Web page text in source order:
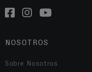
NOSOTROS
Sobre Nosotros